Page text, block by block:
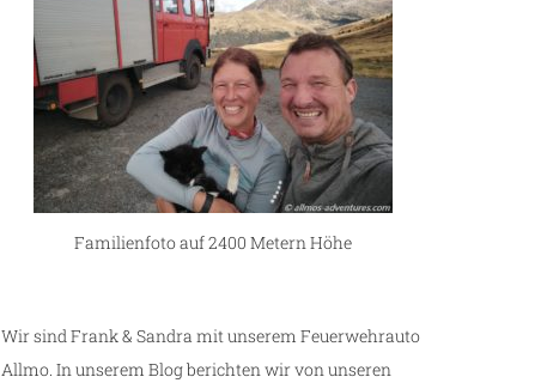
Familienfoto auf 2400 Metern Höhe
Wir sind Frank & Sandra mit unserem Feuerwehrauto
Allmo. In unserem Blog berichten wir von unseren